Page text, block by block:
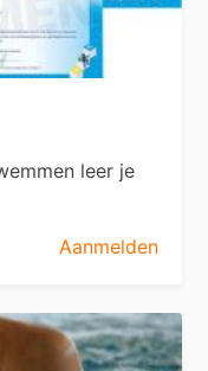
leer je
Aanmelden